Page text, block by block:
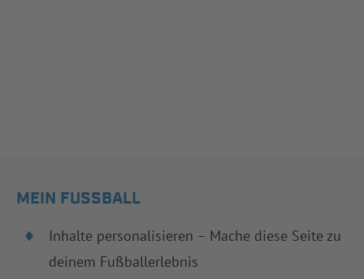
MEIN FUSSBALL
Inhalte personalisieren – Mache diese Seite zu
deinem Fußballerlebnis